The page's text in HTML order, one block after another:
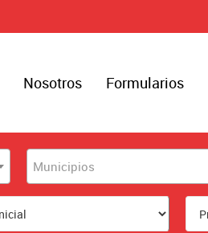
Nosotros Formularios
Municipios